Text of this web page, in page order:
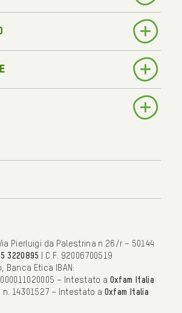
Pierluigi da Palestrina n.26/r – 50144
3220895
| C.F. 92006700519
Banca Etica IBAN:
– Intestato a Oxfam Italia
n. 14301527 – Intestato a Oxfam Italia